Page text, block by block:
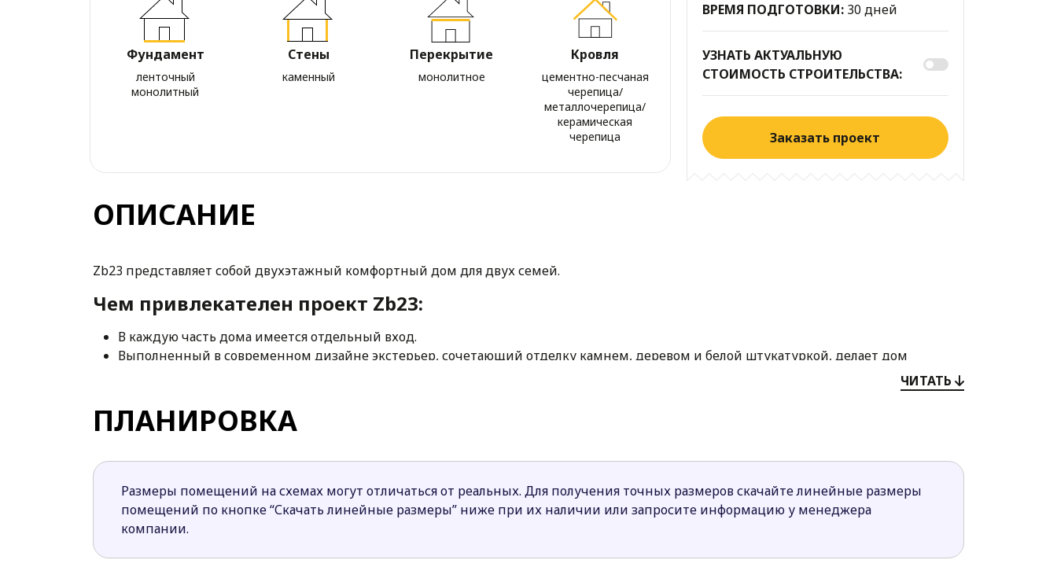
Фундамент
ленточный
монолитный
Стены
каменный
Перекрытие
монолитное
Кровля
цементно-песчаная
черепица/
металлочерепица/
керамическая
черепица
ВРЕМЯ ПОДГОТОВКИ: 30 дней
УЗНАТЬ АКТУАЛЬНУЮ
СТОИМОСТЬ СТРОИТЕЛЬСТВА:
Заказать проект
ОПИСАНИЕ
Zb23 представляет собой двухэтажный комфортный дом для двух семей.
Чем привлекателен проект Zb23:
В каждую часть дома имеется отдельный вход.
Выполненный в современном дизайне экстерьер, сочетающий отделку камнем, деревом и белой штукатуркой, делает дом
спроектировано 2 уютных спальни с отдельными гардеробами.
Вторая квартира, с 3 спальнями на верхнем этаже, рассчитана на супругов с 2 детьми. На первом этаже также имеется комната,
Проект Zb23 удовлетворит потребности даже самых требовательных заказчиков, для которых важен комфорт и функциональность.
ЧИТАТЬ
ПЛАНИРОВКА
Размеры помещений на схемах могут отличаться от реальных. Для получения точных размеров скачайте линейные размеры
помещений по кнопке “Скачать линейные размеры” ниже при их наличии или запросите информацию у менеджера
компании.